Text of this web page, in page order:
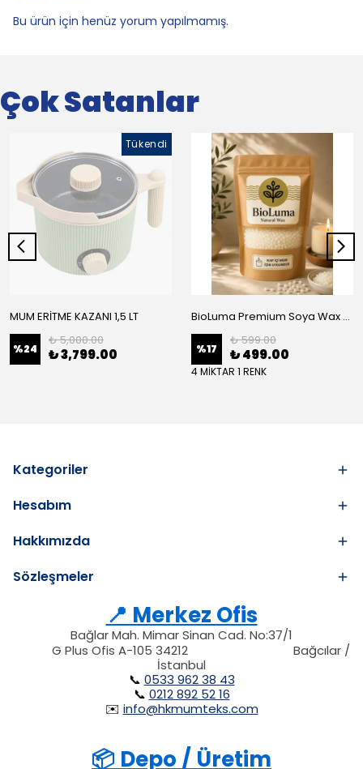
Bu ürün için henüz yorum yapılmamış.
Çok Satanlar
Tükendi
MUM ERİTME KAZANI 1,5 LT
%24
₺ 5,000.00
₺ 3,799.00
BioLuma Premium Soya Wax - Kap İçi Mumlar İçin Boncuk Form
%17
₺ 599.00
₺ 499.00
4 MİKTAR 1 RENK
Kategoriler
Hesabım
Hakkımızda
Sözleşmeler
📍 Merkez Ofis
Bağlar Mah. Mimar Sinan Cad. No:37/1
G Plus Ofis A-105 34212
Bağcılar /
İstanbul
📞 0533 962 38 43
📞 0212 892 52 16
✉️ info@hkmumteks.com
📦 Depo / Üretim